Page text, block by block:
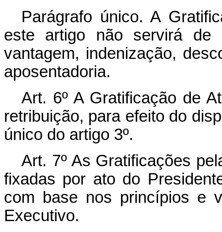
Parágrafo único. A
este artigo não servirá de
vantagem, indenização,
aposentadoria.
Art. 6º A Gratificação de
retribuição, para efeito do
único do artigo 3º.
Art. 7º As Gratificações
fixadas por ato do
com base nos princípios e
Executivo.